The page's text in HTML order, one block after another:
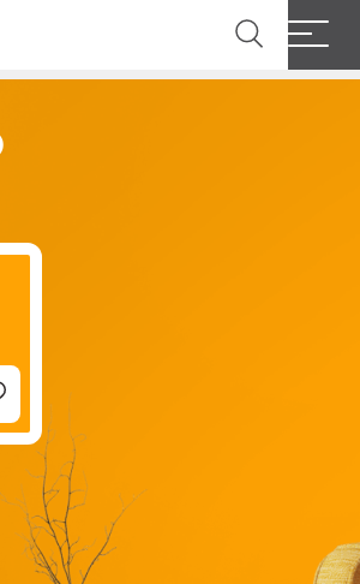
to Wishlist